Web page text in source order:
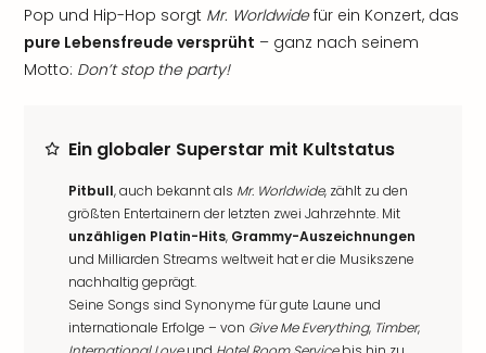
Pop und Hip-Hop sorgt Mr. Worldwidefür ein Konzert, das
pure Lebensfreude versprüht – ganz nach seinem
Motto: Don’t stop the party!
Ein globaler Superstar mit Kultstatus
Pitbull, auch bekannt als Mr. Worldwide, zählt zu den
größten Entertainern der letzten zwei Jahrzehnte. Mit
unzähligen Platin-Hits, Grammy-Auszeichnungen
und Milliarden Streams weltweit hat er die Musikszene
nachhaltig geprägt.
Seine Songs sind Synonyme für gute Laune und
internationale Erfolge – von Give Me Everything, Timber,